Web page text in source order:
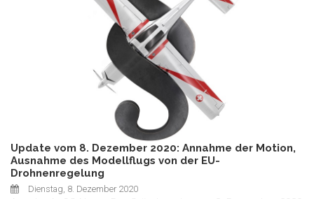
Update vom 8. Dezember 2020: Annahme der Motion,
Ausnahme des Modellflugs von der EU-
Drohnenregelung
Dienstag, 8. Dezember 2020